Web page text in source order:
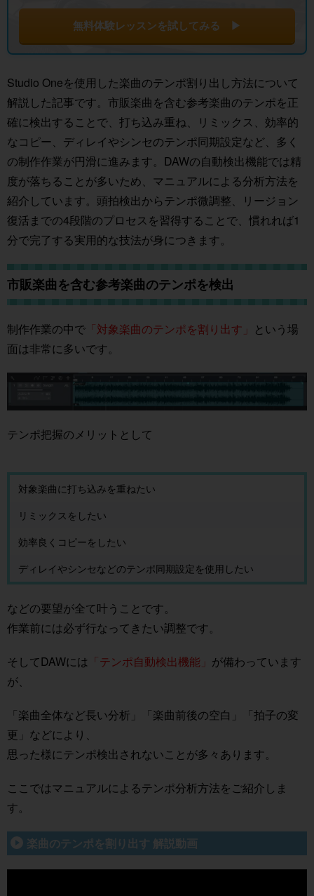
無料体験レッスンを試してみる ▶
Studio Oneを使用した楽曲のテンポ割り出し方法について
解説した記事です。市販楽曲を含む参考楽曲のテンポを正
確に検出することで、打ち込み重ね、リミックス、効率的
なコピー、ディレイやシンセのテンポ同期設定など、多く
の制作作業が円滑に進みます。DAWの自動検出機能では精
度が落ちることが多いため、マニュアルによる分析方法を
紹介しています。頭拍検出からテンポ微調整、リージョン
復活までの4段階のプロセスを習得することで、慣れれば1
分で完了する実用的な技法が身につきます。
市販楽曲を含む参考楽曲のテンポを検出
制作作業の中で 「対象楽曲のテンポを割り出す」
という場
面は非常に多いです。
テンポ把握のメリットとして
対象楽曲に打ち込みを重ねたい
リミックスをしたい
効率良くコピーをしたい
ディレイやシンセなどのテンポ同期設定を使用したい
などの要望が全て叶うことです。
作業前には必ず行なってきたい調整です。
そしてDAWには 「テンポ自動検出機能」 が備わっています
が、
「楽曲全体など長い分析」「楽曲前後の空白」「拍子の変
更」などにより、
思った様にテンポ検出されないことが多々あります。
ここではマニュアルによるテンポ分析方法をご紹介しま
す。
楽曲のテンポを割り出す 解説動画